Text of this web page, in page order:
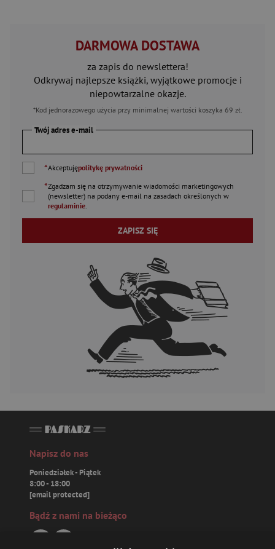
DARMOWA DOSTAWA
za zapis do newslettera!
Odkrywaj najlepsze książki, wyjątkowe promocje i
niepowtarzalne okazje.
*Kod jednorazowego użycia przy minimalnej wartości koszyka 69 zł.
Twój adres e-mail
*Akceptujępolitykę prywatności
*Zgadzam się na otrzymywanie wiadomości marketingowych
(newsletter) na podany e-mail na zasadach określonych w
regulaminie
ZAPISZ SIĘ
Napisz do nas
Poniedziałek - Piątek
8:00 - 18:00
[email protected]
Bądź z nami na bieżąco